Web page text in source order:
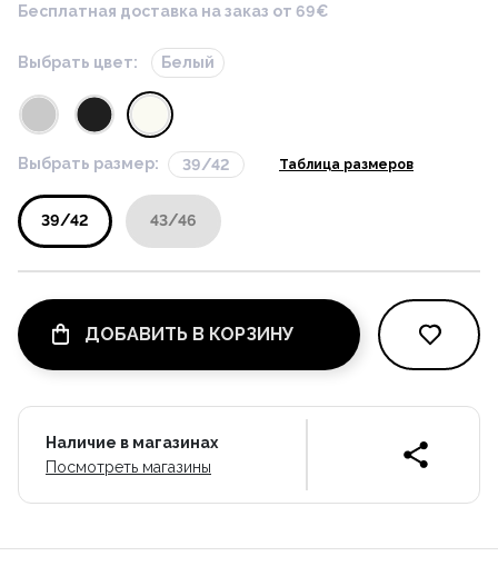
Бесплатная доставка на заказ от 69€
Выбрать цвет: Белый
Выбрать размер: 39/42 Таблица размеров
39/42 43/46
ДОБАВИТЬ В КОРЗИНУ
Наличие в магазинах
Посмотреть магазины